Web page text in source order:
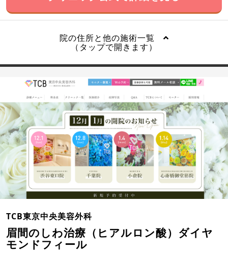
院の住所と他の施術一覧
（タップで開きます）
TCB東京中央美容外科
眉間のしわ治療（ヒアルロン酸）ダイヤ
モンドフィール